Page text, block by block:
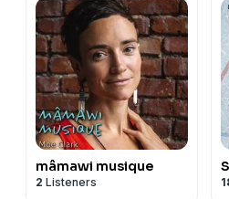
mâmawi musique
2 Listeners